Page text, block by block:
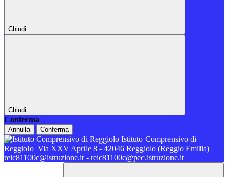
Chiudi
Chiudi
Conferma
Annulla Conferma
Istituto Comprensivo di
Reggiolo Via XXV Aprile 8 - 42046 Reggiolo (Reggio Emilia)
reic81100c@istruzione.it - reic81100c@pec.istruzione.it